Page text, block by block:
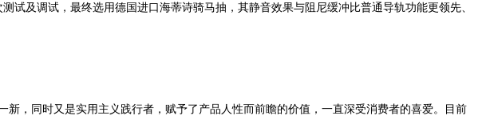
测试及调试，最终选用德国进口海蒂诗骑马抽，其静音效果与阻尼缓冲 比普通导轨功能更领先
，同时又是实用主义践行者，赋予了产品人性而前瞻的价值 ，一直深受消费者的喜爱。 目前